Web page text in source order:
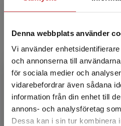
Denna webbplats använder
Vi använder
och annonserna till
för sociala medier och
vidarebefordrar även sådana
information från din enhet till
annons- och analysföretag
Dessa kan i sin tur kombinera
Begränsad
utveckling av be...
Anders